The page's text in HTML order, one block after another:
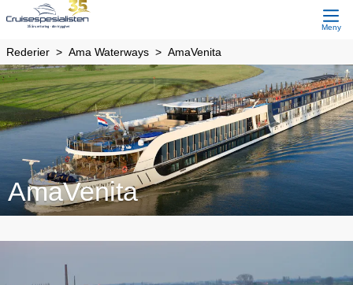
Meny
Rederier Ama Waterways AmaVenita
AmaVenita